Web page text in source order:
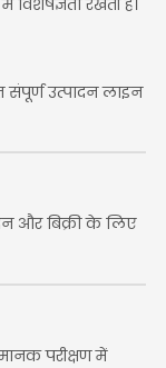
विशेषज्ञता रखती है।
संपूर्ण उत्पादन लाइन
और बिक्री के लिए
परीक्षण में